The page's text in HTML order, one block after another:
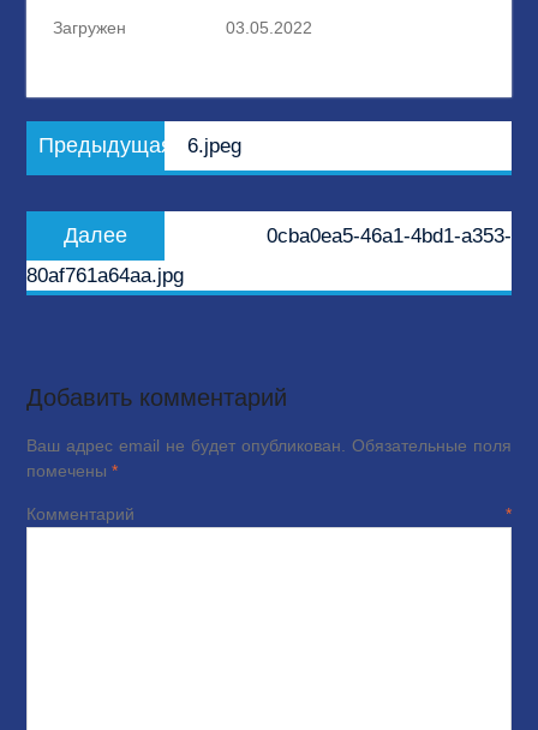
Загружен 03.05.2022
Навигация
по
Предыдущая
запись:
6.jpeg
Далее
запись:
0cba0ea5-46a1-4bd1-a353-
80af761a64aa.jpg
Добавить комментарий
Ваш адрес email не будет опубликован. Обязательные поля
помечены *
Комментарий*